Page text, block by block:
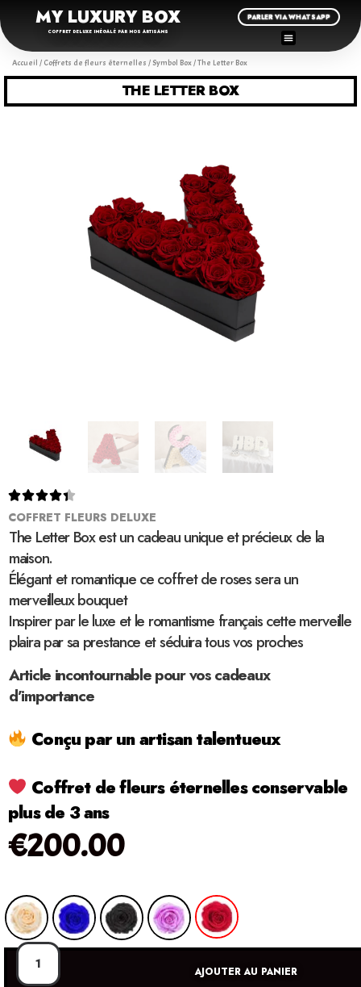
MY LUXURY BOX
COFFRET DELUXE INÉGALÉ PAR NOS ARTISANS
PARLER VIA WHATSAPP
Accueil / Coffrets de fleurs éternelles / Symbol Box/ The Letter Box
THE LETTER BOX

COFFRET FLEURS DELUXE
The Letter Box est un cadeau unique et précieux de la
maison.
Élégant et romantique ce coffret de roses sera un
merveilleux bouquet
Inspirer par le luxe et le romantisme français cette merveille
plaira par sa prestance et séduira tous vos proches
Article incontournable pour vos cadeaux
d’importance
Conçu par un artisan talentueux
Coffret de fleurs éternelles conservable
plus de 3 ans
€200.00
AJOUTER AU PANIER